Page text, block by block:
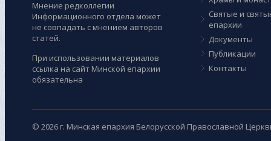
Мнение редколлегии
Информационного отдела может
не совпадать с мнением авторов
статей.
При использовании материалов
ссылка на сайт Минской епархии
обязательна
Cвятые и
епархии
Документы
Публикации
Контакты
© 2026 г. Минская епархия Белорусской Православной